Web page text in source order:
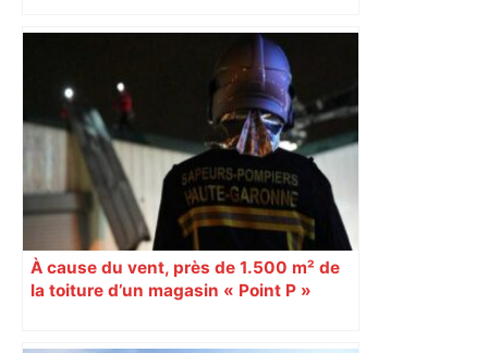
Au cœur du quotidien d'une infirmière
du CHU de Toulouse – Sud Radio
À cause du vent, près de 1.500 m² de
la toiture d’un magasin « Point P »